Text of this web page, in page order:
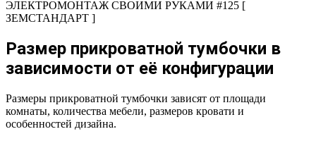
ЭЛЕКТРОМОНТАЖ СВОИМИ РУКАМИ #125 [
ЗЕМСТАНДАРТ ]
Размер прикроватной тумбочки в
зависимости от её конфигурации
Размеры прикроватной тумбочки зависят от площади
комнаты, количества мебели, размеров кровати и
особенностей дизайна.